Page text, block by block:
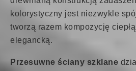
kolorystyczny jest niezwykle
tworzą razem kompozycję
elegancką.
Przesuwne ściany szklane